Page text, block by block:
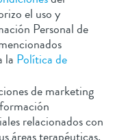
el uso y
Personal de
la Política de
de marketing
relacionados con